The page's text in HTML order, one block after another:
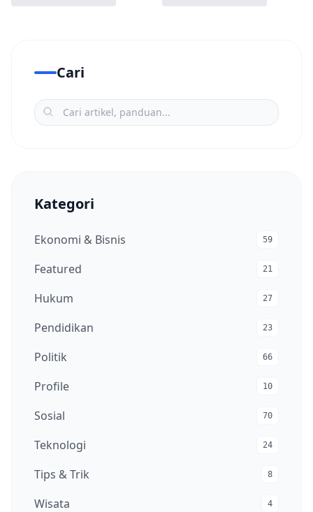
Cari
Kategori
Ekonomi & Bisnis 59
Featured 21
Hukum 27
Pendidikan 23
Politik 66
Profile 10
Sosial 70
Teknologi 24
Tips & Trik 8
Wisata 4